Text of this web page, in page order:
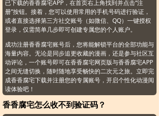
已下载的香香腐宅APP，在首页右上角找到并点击“注
册”按钮。接着，您可以使用常用的手机号码进行验证，
或者直接选择第三方社交账号（如微信、QQ）一键授权
登录，仅需简单几步即可创建专属您的个人账户。
成功注册香香腐宅账号后，您将能解锁平台的全部功能与
海量内容。无论是同步追更收藏的漫画，还是参与社区互
动评论，一个账号即可在香香腐宅网页版与香香腐宅APP
之间无缝切换，随时随地享受畅快的二次元之旅。立即完
成香香腐宅下载并注册您的专属账号，开启个性化动漫阅
读体验吧！
香香腐宅怎么收不到验证码？